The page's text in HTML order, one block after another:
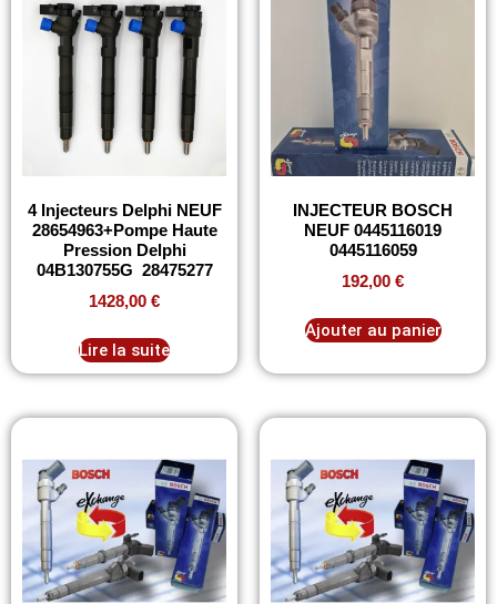
4 Injecteurs Delphi NEUF
28654963+Pompe Haute
Pression Delphi
04B130755G 28475277
1428,00 €
Lire la suite
INJECTEUR BOSCH
NEUF 0445116019
0445116059
192,00 €
Ajouter au panier